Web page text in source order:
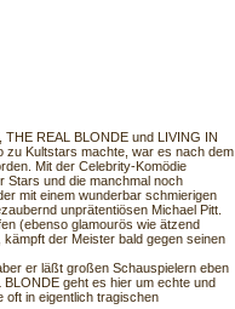
REAL BLONDE und LIVING IN
zu Kultstars machte, war es nach dem
Mit der Celebrity-Komödie
Stars und die manchmal noch
mit einem wunderbar schmierigen
unprätentiösen Michael Pitt.
(ebenso glamourös wie ätzend
der Meister bald gegen seinen
er läßt großen Schauspielern eben
geht es hier um echte und
oft in eigentlich tragischen